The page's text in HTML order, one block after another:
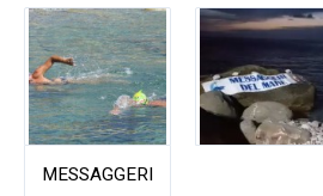
MESSAGGERI